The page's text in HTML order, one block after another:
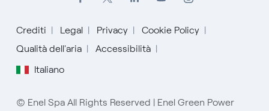
Crediti Legal Privacy
Cookie Policy
Qualità dell'aria
Accessibilità
Italiano
English
Español
Italiano
© Enel Spa All Rights Reserved | Enel Green Power